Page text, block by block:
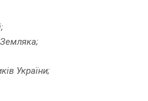
Земляка;
України;